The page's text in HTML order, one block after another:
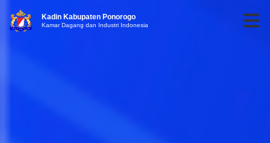
Kadin Kabupaten Ponorogo
Kamar Dagang dan Industri Indonesia